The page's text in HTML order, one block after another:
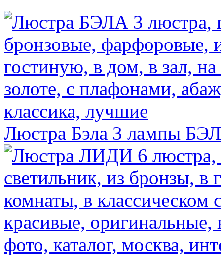
Люстра Бэла 3 лампы